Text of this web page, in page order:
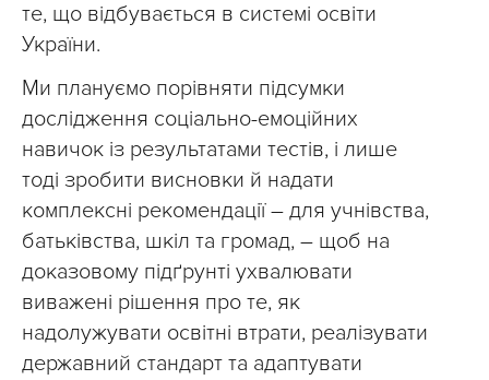
те, що відбувається в системі освіти
України.
Ми плануємо порівняти підсумки
дослідження соціально-емоційних
навичок із результатами тестів, і лише
тоді зробити висновки й надати
комплексні рекомендації – для учнівства,
батьківства, шкіл та громад, – щоб на
доказовому підґрунті ухвалювати
виважені рішення про те, як
надолужувати освітні втрати, реалізувати
державний стандарт та адаптувати